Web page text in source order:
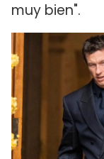
muy bien".